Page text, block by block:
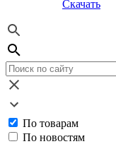
Скачать
По товарам
По новостям